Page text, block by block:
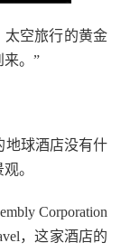
太空旅行的黄金
来。”
地球酒店没有什
。
Corporation
，这家酒店的